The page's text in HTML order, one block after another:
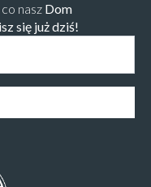
nasz Dom
się już dziś!